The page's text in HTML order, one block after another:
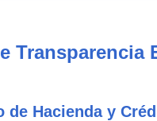
Transparencia
de Hacienda y